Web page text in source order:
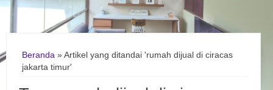
Beranda »Artikel yang ditandai 'rumah dijual di ciracas
jakarta timur'